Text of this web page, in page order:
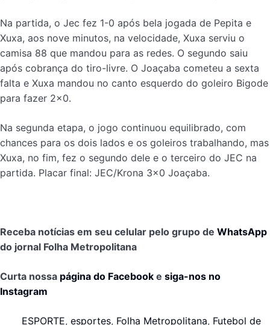
Na partida, o Jec fez 1-0 após bela jogada de Pepita e
Xuxa, aos nove minutos, na velocidade, Xuxa serviu o
camisa 88 que mandou para as redes. O segundo saiu
após cobrança do tiro-livre. O Joaçaba cometeu a sexta
falta e Xuxa mandou no canto esquerdo do goleiro Bigode
para fazer 2×0.
Na segunda etapa, o jogo continuou equilibrado, com
chances para os dois lados e os goleiros trabalhando, mas
Xuxa, no fim, fez o segundo dele e o terceiro do JEC na
partida. Placar final: JEC/Krona 3×0 Joaçaba.
Receba notícias em seu celular pelo grupo de WhatsApp
do jornal Folha Metropolitana
Curta nossa página do Facebook e siga-nos no
Instagram
ESPORTE, esportes, Folha Metropolitana, Futebol de